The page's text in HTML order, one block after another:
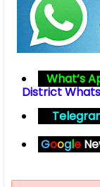
What’s
District
Google